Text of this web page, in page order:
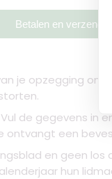
Betalen en
je opzegging
Vul de gegevens in
ontvangt een
en geen
hun